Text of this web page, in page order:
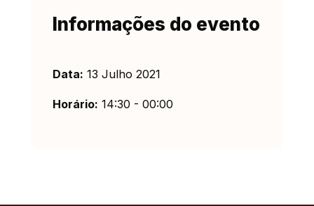
Informações do evento
Data: 13 Julho 2021
Horário: 14:30 - 00:00